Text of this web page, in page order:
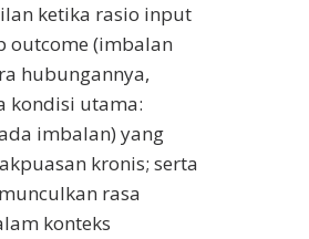
ketika rasio input
outcome (imbalan
hubungannya,
kondisi utama:
imbalan) yang
kronis; serta
rasa
konteks